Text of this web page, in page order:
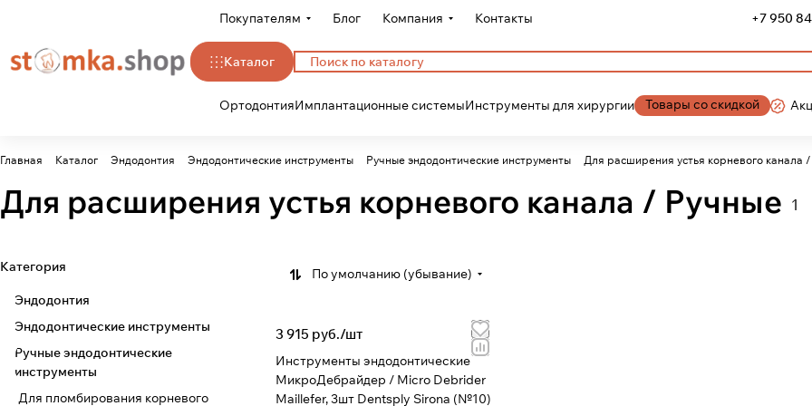
Покупателям Блог Компания Контакты +7 950
Каталог
ОртодонтияИмплантационные системыИнструменты для хирургии Товары со скидкой
Главная Каталог Эндодонтия Эндодонтические инструменты Ручные эндодонтические инструменты Для расширения устья корневого канала
Для расширения устья корневого канала / Ручные 1
По умолчанию (убывание)
3 915 руб./шт
Инструменты эндодонтические
МикроДебрайдер / Micro Debrider
Maillefer, 3шт Dentsply Sirona (№10)
Категория
Эндодонтия
Эндодонтические инструменты
Ручные эндодонтические
инструменты
Для пломбирования корневого